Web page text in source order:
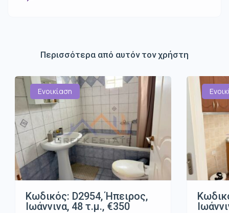
Περισσότερα από αυτόν τον χρήστη
Ενοικίαση
Κωδικός: D2954, Ήπειρος,
Ιωάννινα, 48 τ.μ., €350